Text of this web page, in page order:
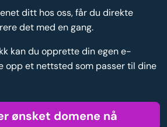
ditt hos oss, får du direkte
det med en gang.
kan du opprette din egen e-
opp et nettsted som passer til dine
ønsket domene nå